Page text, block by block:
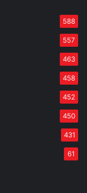
588
557
463
458
452
450
431
61